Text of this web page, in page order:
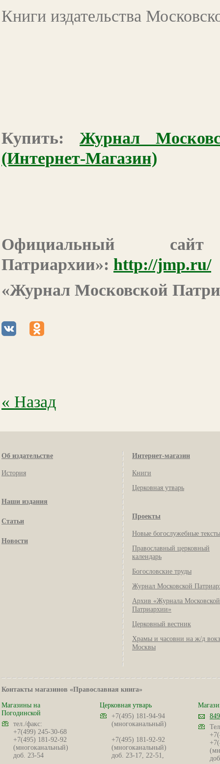
Книги издательства
Купить:Журнал
(Интернет-Магазин)
Официальный
Патриархии»: http://jmp.ru/
«Журнал Московской
« Назад
Об издательстве
История
Наши издания
Статьи
Новости
Интернет-магазин
Книги
Церковная утварь
Проекты
Новые богослужебные тексты
Православный церковный
календарь
Богословские труды
Журнал Московской
Архив «Журнала Московской
Патриархии»
Церковный вестник
Храмы и часовни на ж/д
Москвы
Контакты магазинов «Православная книга»
Магазины на
Погодинской
тел./факс:
+7(499) 245-30-68
+7(495) 181-92-92
(многоканальный)
доб. 23-54
Церковная утварь
+7(495) 181-94-94
(многоканальный)
+7(495) 181-92-92
(многоканальный)
доб. 23-17, 22-51,